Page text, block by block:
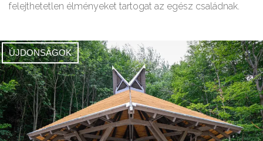
felejthetetlen élményeket tartogat az egész családnak.
ÚJDONSÁGOK